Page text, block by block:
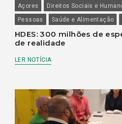
Açores Direitos Sociais e
Pessoas
Saúde e Alimentação
HDES: 300 milhões de
de realidade
LER NOTÍCIA